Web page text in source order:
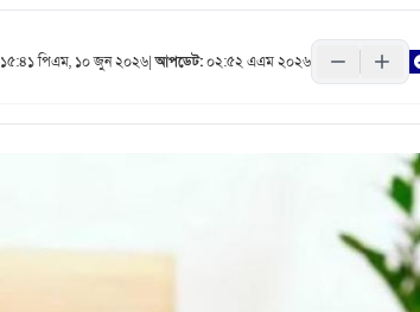
১৫:৪১ পিএম, ১০ জুন ২০২৬|আপডেট:০২:৫২ এএম ২০২৬